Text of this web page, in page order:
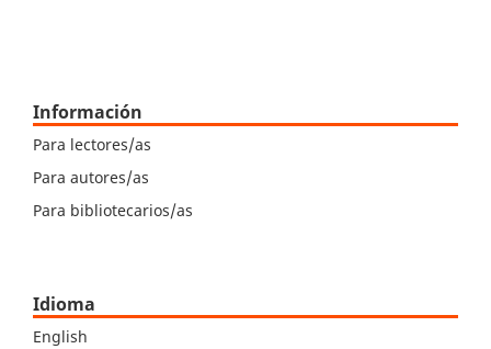
Información
Para lectores/as
Para autores/as
Para bibliotecarios/as
Idioma
English